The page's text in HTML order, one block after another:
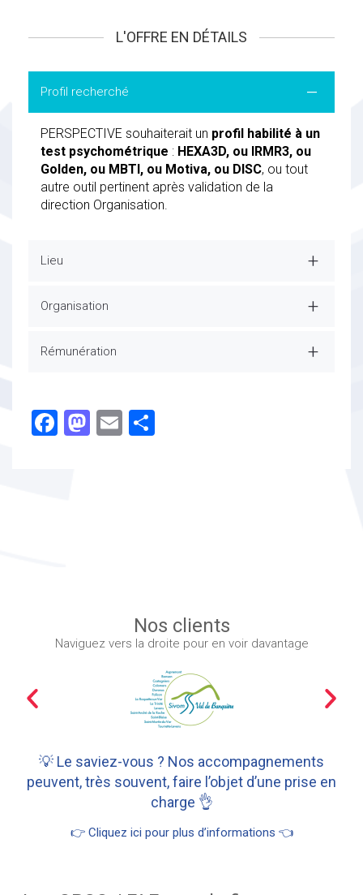
L'OFFRE EN DÉTAILS
Profil recherché
PERSPECTIVE souhaiterait un profil habilité à un
test psychométrique : HEXA3D, ou IRMR3, ou
Golden, ou MBTI, ou Motiva, ou DISC, ou tout
autre outil pertinent après validation de la
direction Organisation.
Lieu
Organisation
Rémunération
Facebook
Mastodon
Email
Nos clients
Naviguez vers la droite pour en voir davantage
💡 Le saviez-vous ? Nos accompagnements
peuvent, très souvent, faire l’objet d’une prise en
charge 👌
👉 Cliquez ici pour plus d’informations 👈